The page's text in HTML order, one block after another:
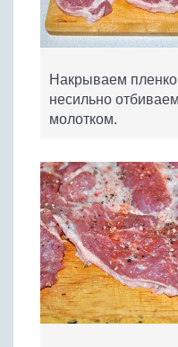
Накрываем
несильно
молотком.